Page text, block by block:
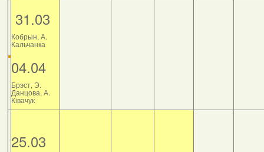
31.03
Кобрын, А.
Кальчанка
04.04
Брэст, Э.
Данцова, А.
Ківачук
25.03